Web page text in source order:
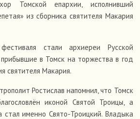
Томской епархии, исполнивший
из сборника святителя Макария
стали архиереи Русской
в Томск на торжества в год
святителя Макария.
Ростислав напомнил, что Томск
иконой Святой Троицы, а
именно Свято-Троицкий. Владыка